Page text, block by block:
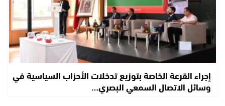
إجراء القرعة الخاصة بتوزيع تدخلات الأحزاب السياسية في
وسائل الاتصال السمعي البصري…